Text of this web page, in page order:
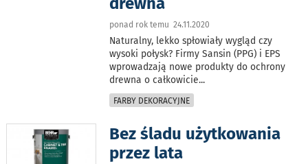
ponad rok temu 24.11.2020
Naturalny, lekko spłowiały wygląd czy
wysoki połysk? Firmy Sansin (PPG) i EPS
wprowadzają nowe produkty do ochrony
drewna o całkowicie...
FARBY DEKORACYJNE
Bez śladu użytkowania
przez lata